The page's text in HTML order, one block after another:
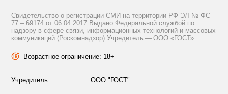
Свидетельство о регистрации СМИ на территории РФ ЭЛ № ФС
77 – 69174 от 06.04.2017 Выдано Федеральной службой по
надзору в сфере связи, информационных технологий и массовых
коммуникаций (Роскомнадзор) Учредитель — ООО «ГОСТ»
Возрастное ограничение: 18+
Учредитель: ООО "ГОСТ"